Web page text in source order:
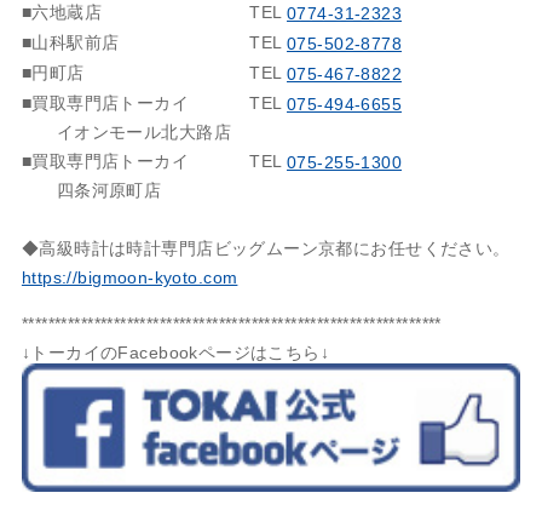
■六地蔵店
TEL0774-31-2323
■山科駅前店
TEL075-502-8778
■円町店
TEL075-467-8822
■買取専門店トーカイ
イオンモール北大路店
TEL075-494-6655
■買取専門店トーカイ
四条河原町店
TEL075-255-1300
◆高級時計は時計専門店ビッグムーン京都にお任せください。
https://bigmoon-kyoto.com
****************************************************************
↓トーカイのFacebookページはこちら↓